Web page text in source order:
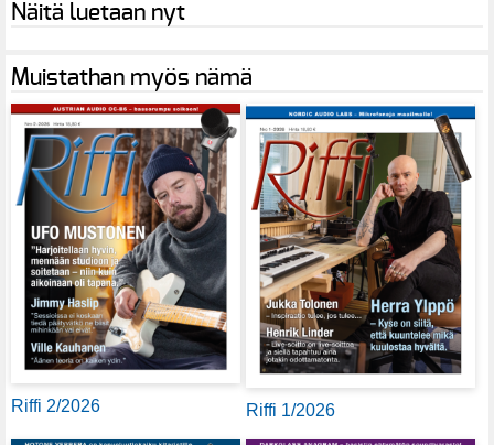
Näitä luetaan nyt
Muistathan myös nämä
Riffi 2/2026 Riffi 1/2026